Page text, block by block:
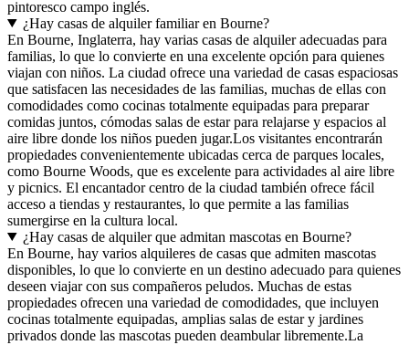
pintoresco campo inglés.
¿Hay casas de alquiler familiar en Bourne?
En Bourne, Inglaterra, hay varias casas de alquiler adecuadas para
familias, lo que lo convierte en una excelente opción para quienes
viajan con niños. La ciudad ofrece una variedad de casas espaciosas
que satisfacen las necesidades de las familias, muchas de ellas con
comodidades como cocinas totalmente equipadas para preparar
comidas juntos, cómodas salas de estar para relajarse y espacios al
aire libre donde los niños pueden jugar.Los visitantes encontrarán
propiedades convenientemente ubicadas cerca de parques locales,
como Bourne Woods, que es excelente para actividades al aire libre
y picnics. El encantador centro de la ciudad también ofrece fácil
acceso a tiendas y restaurantes, lo que permite a las familias
sumergirse en la cultura local.
¿Hay casas de alquiler que admitan mascotas en Bourne?
En Bourne, hay varios alquileres de casas que admiten mascotas
disponibles, lo que lo convierte en un destino adecuado para quienes
deseen viajar con sus compañeros peludos. Muchas de estas
propiedades ofrecen una variedad de comodidades, que incluyen
cocinas totalmente equipadas, amplias salas de estar y jardines
privados donde las mascotas pueden deambular libremente.La